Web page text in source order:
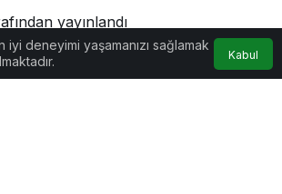
yayınlandı
deneyimi yaşamanızı sağlamak
Kabul